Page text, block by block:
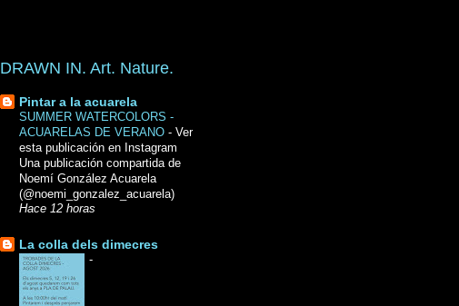
DRAWN IN. Art. Nature.
Pintar a la acuarela
SUMMER WATERCOLORS -
ACUARELAS DE VERANO - Ver
esta publicación en Instagram
Una publicación compartida de
Noemí González Acuarela
(@noemi_gonzalez_acuarela)
Hace 12 horas
La colla dels dimecres
-